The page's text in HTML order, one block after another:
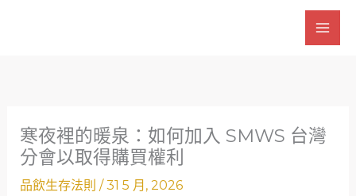
寒夜裡的暖泉：如何加入 SMWS 台灣
分會以取得購買權利
品飲生存法則 /31 5 月, 2026